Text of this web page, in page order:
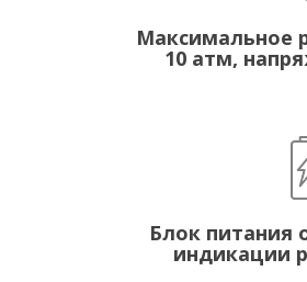
Максимальное
10 атм,
Блок питания
индикации